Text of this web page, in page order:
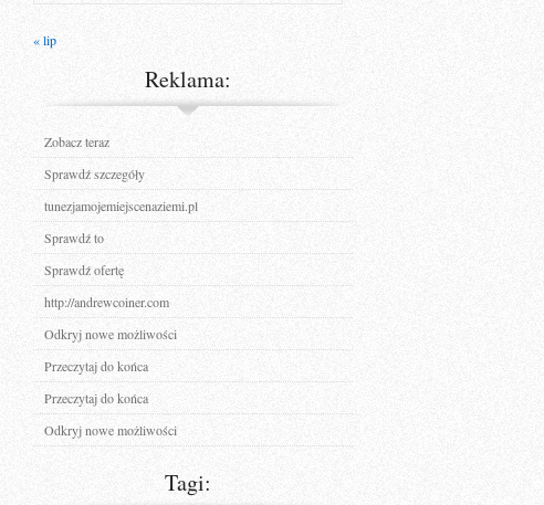
« lip
Reklama:
Zobacz teraz
Sprawdź szczegóły
tunezjamojemiejscenaziemi.pl
Sprawdź to
Sprawdź ofertę
http://andrewcoiner.com
Odkryj nowe możliwości
Przeczytaj do końca
Przeczytaj do końca
Odkryj nowe możliwości
Tagi: